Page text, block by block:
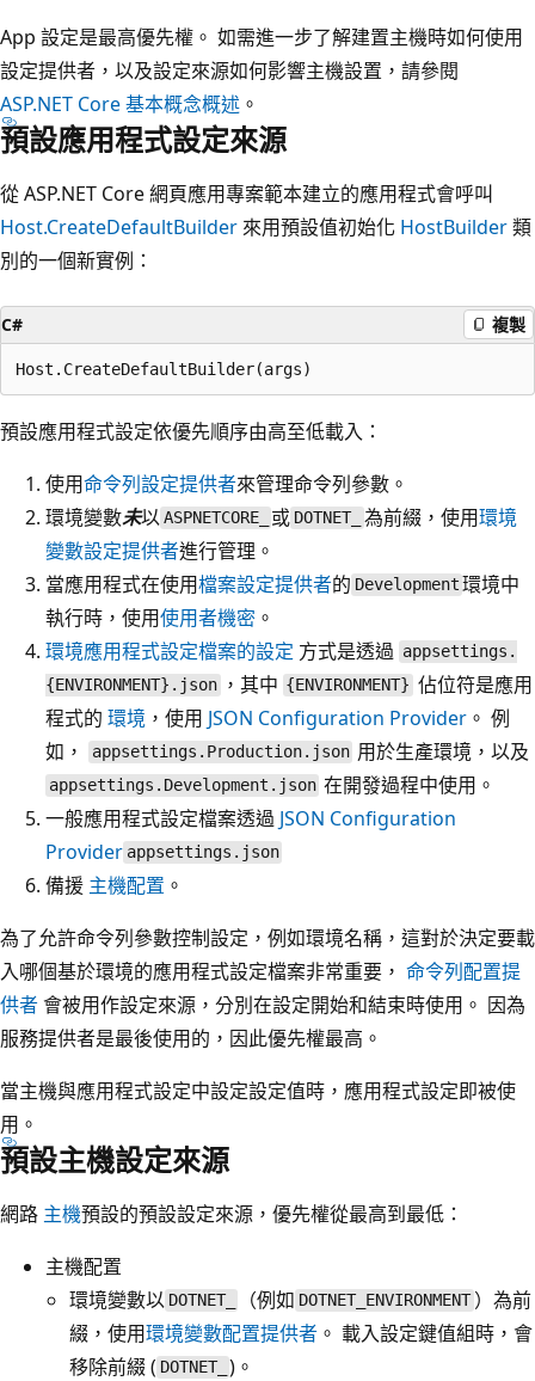
App 設定是最高優先權。 如需進一步了解建置主機時如何使用
設定提供者，以及設定來源如何影響主機設置，請參閱
ASP.NET Core 基本概念概述 。
預設應用程式設定來源
從 ASP.NET Core 網頁應用專案範本建立的應用程式會呼叫
Host.CreateDefaultBuilder 來用預設值初始化 HostBuilder類
別的一個新實例：
C# 複製
預設應用程式設定依優先順序由高至低載入：
使用命令列設定提供者來管理命令列參數。
環境變數未以ASPNETCORE_ 或 DOTNET_ 為前綴，使用環境
變數設定提供者進行管理。
當應用程式在使用檔案設定提供者的 Development 環境中
執行時，使用使用者機密 。
環境應用程式設定檔案的設定 方式是透過 appsettings.
{ENVIRONMENT}.json ，其中 {ENVIRONMENT} 佔位符是應用
程式的 環境 ，使用 JSON Configuration Provider 。 例
如，
appsettings.Production.json 用於生產環境，以及
appsettings.Development.json 在開發過程中使用。
一般應用程式設定檔案透過 JSON Configuration
Provider appsettings.json
備援 主機配置 。
為了允許命令列參數控制設定，例如環境名稱，這對於決定要載
入哪個基於環境的應用程式設定檔案非常重要， 命令列配置提
供者會被用作設定來源，分別在設定開始和結束時使用。 因為
服務提供者是最後使用的，因此優先權最高。
當主機與應用程式設定中設定設定值時，應用程式設定即被使
用。
預設主機設定來源
網路 主機預設的預設設定來源，優先權從最高到最低：
主機配置
環境變數以 DOTNET_ （例如 DOTNET_ENVIRONMENT ）為前
綴，使用環境變數配置提供者 。 載入設定鍵值組時，會
移除前綴 ( DOTNET_ )。